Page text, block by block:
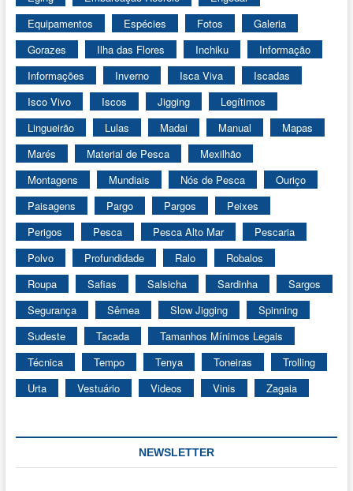
Equipamentos
Espécies Fotos
Galeria
Gorazes
Ilha das Flores Inchiku
Informação
Informações
Inverno Isca Viva
Iscadas
Isco Vivo
Iscos Jigging
Legítimos
Lingueirão
Lulas Madai Manual
Mapas
Marés
Material de Pesca
Mexilhão
Montagens
Mundiais Nós de Pesca
Ouriço
Paisagens
Pargo Pargos
Peixes
Perigos
Pesca Pesca Alto Mar
Pescaria
Polvo
Profundidade Ralo
Robalos
Roupa
Safias Salsicha Sardinha
Sargos
Segurança
Sêmea Slow Jigging
Spinning
Sudeste
Tacada
Tamanhos Mínimos Legais
Técnica
Tempo Tenya Toneiras
Trolling
Urta
Vestuário Videos Vinis Zagaia
NEWSLETTER